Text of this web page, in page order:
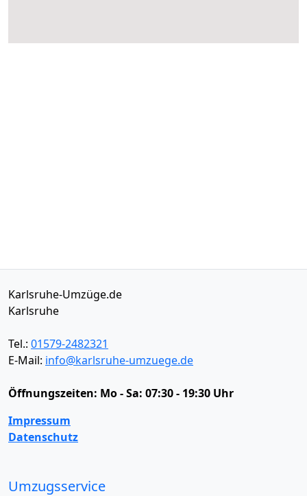
Karlsruhe-Umzüge.de
Karlsruhe
Tel.: 01579-2482321
E-Mail: info@karlsruhe-umzuege.de
Öffnungszeiten: Mo - Sa: 07:30 - 19:30 Uhr
Impressum
Datenschutz
Umzugsservice